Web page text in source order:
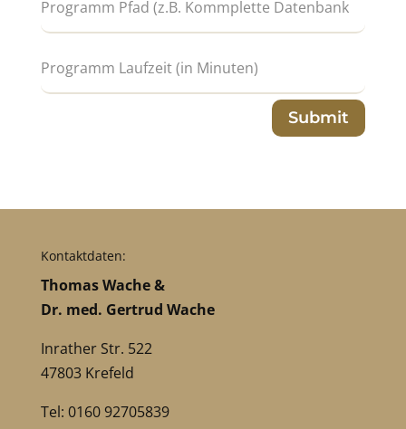
Submit
Kontaktdaten:
Thomas Wache &
Dr. med. Gertrud Wache
Inrather Str. 522
47803 Krefeld
Tel: 0160 92705839